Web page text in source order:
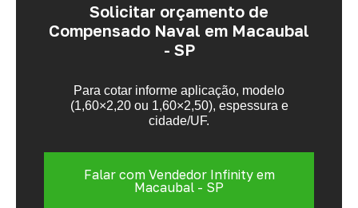
Solicitar orçamento de
Compensado Naval em Macaubal
- SP
Para cotar informe aplicação, modelo
(1,60×2,20 ou 1,60×2,50), espessura e
cidade/UF.
Falar com Vendedor Infinity em
Macaubal - SP